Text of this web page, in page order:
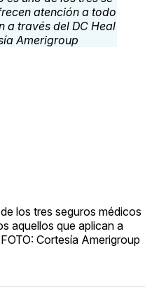
los tres seguros médicos
aquellos que aplican a
Cortesía Amerigroup